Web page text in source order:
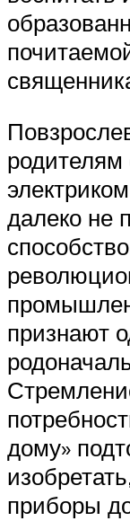
далеко не
признают
дому»
приборы